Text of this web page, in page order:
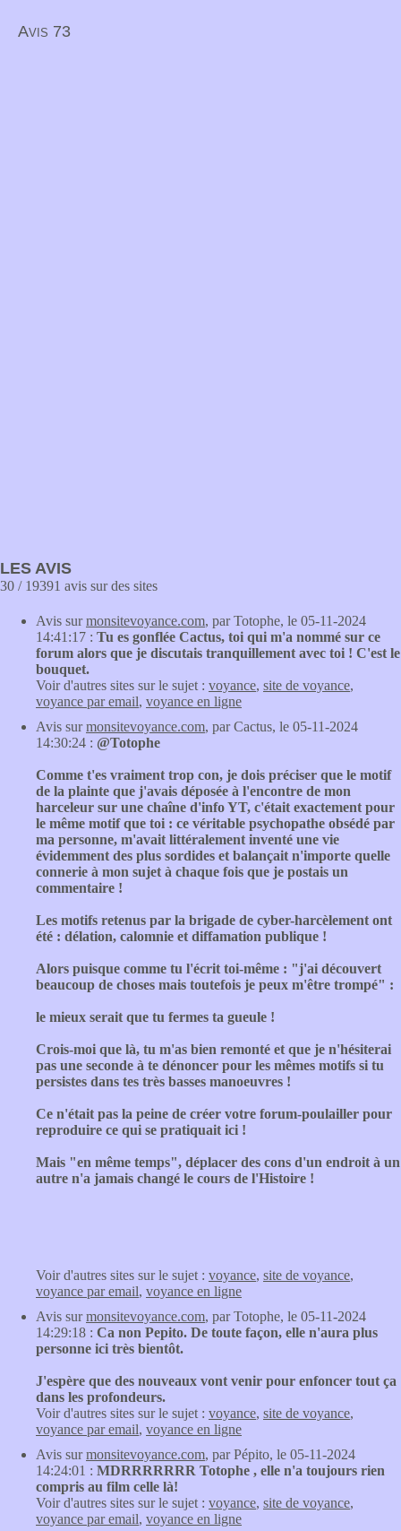
Avis 73
LES AVIS
30 / 19391 avis sur des sites
Avis surmonsitevoyance.com, par Totophe, le 05-11-2024
14:41:17 : Tu es gonflée Cactus, toi qui m'a nommé sur ce
forum alors que je discutais tranquillement avec toi ! C'est le
bouquet.
Voir d'autres sites sur le sujet : voyance, site de voyance,
voyance par email, voyance en ligne
Avis surmonsitevoyance.com, par Cactus, le 05-11-2024
14:30:24 : @Totophe
Comme t'es vraiment trop con, je dois préciser que le motif
de la plainte que j'avais déposée à l'encontre de mon
harceleur sur une chaîne d'info YT, c'était exactement pour
le même motif que toi : ce véritable psychopathe obsédé par
ma personne, m'avait littéralement inventé une vie
évidemment des plus sordides et balançait n'importe quelle
connerie à mon sujet à chaque fois que je postais un
commentaire !
Les motifs retenus par la brigade de cyber-harcèlement ont
été : délation, calomnie et diffamation publique !
Alors puisque comme tu l'écrit toi-même : "j'ai découvert
beaucoup de choses mais toutefois je peux m'être trompé" :
le mieux serait que tu fermes ta gueule !
Crois-moi que là, tu m'as bien remonté et que je n'hésiterai
pas une seconde à te dénoncer pour les mêmes motifs si tu
persistes dans tes très basses manoeuvres !
Ce n'était pas la peine de créer votre forum-poulailler pour
reproduire ce qui se pratiquait ici !
Mais "en même temps", déplacer des cons d'un endroit à un
autre n'a jamais changé le cours de l'Histoire !
Voir d'autres sites sur le sujet : voyance, site de voyance,
voyance par email, voyance en ligne
Avis surmonsitevoyance.com, par Totophe, le 05-11-2024
14:29:18 : Ca non Pepito. De toute façon, elle n'aura plus
personne ici très bientôt.
J'espère que des nouveaux vont venir pour enfoncer tout ça
dans les profondeurs.
Voir d'autres sites sur le sujet : voyance, site de voyance,
voyance par email, voyance en ligne
Avis surmonsitevoyance.com, par Pépito, le 05-11-2024
14:24:01 : MDRRRRRRR Totophe , elle n'a toujours rien
compris au film celle là!
Voir d'autres sites sur le sujet : voyance, site de voyance,
voyance par email, voyance en ligne